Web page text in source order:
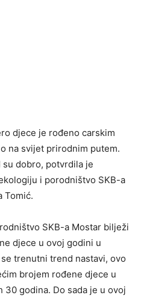
djece je rođeno carskim
na svijet prirodnim putem.
dobro, potvrdila je
i porodništvo SKB-a
Tomić.
SKB-a Mostar bilježi
djece u ovoj godini u
trenutni trend nastavi, ovo
brojem rođene djece u
godina. Do sada je u ovoj